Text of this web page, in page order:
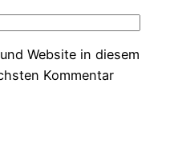
Website in diesem
Kommentar